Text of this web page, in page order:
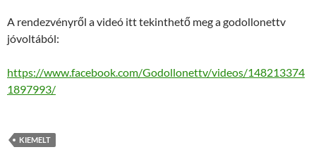
A rendezvényről a videó itt tekinthető meg a godollonettv
jóvoltából:
https://www.facebook.com/Godollonettv/videos/148213374
1897993/
KIEMELT